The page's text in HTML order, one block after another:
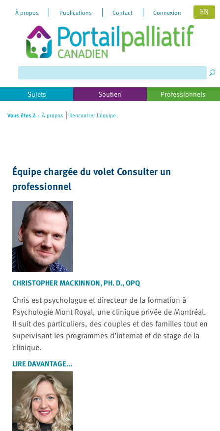
website
includes
an
accessibility
À propos Publications Contact Connexion EN
Sujets Soutien Professionnels
Vous êtes à : À propos Rencontrer l'équipe
Équipe chargée du volet Consulter un
professionnel
CHRISTOPHER MACKINNON, PH. D., OPQ
Chris est psychologue et directeur de la formation à
Psychologie Mont Royal, une clinique privée de Montréal.
Il suit des particuliers, des couples et des familles tout en
supervisant les programmes d’internat et de stage de la
clinique.
LIRE DAVANTAGE...